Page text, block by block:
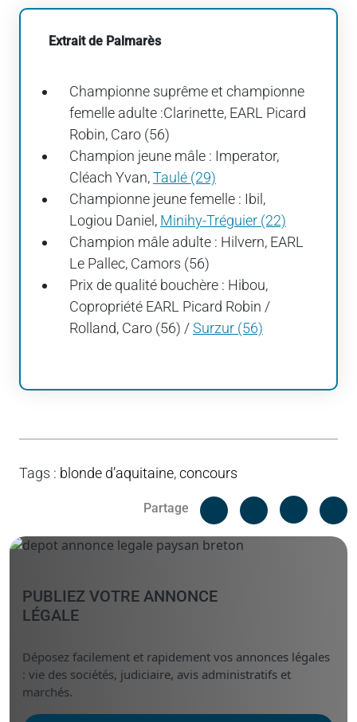
Extrait de Palmarès
Championne suprême et championne
femelle adulte :Clarinette, EARL Picard
Robin, Caro (56)
Champion jeune mâle : Imperator,
Cléach Yvan,Taulé (29)
Championne jeune femelle : Ibil,
Logiou Daniel, Minihy-Tréguier (22)
Champion mâle adulte : Hilvern, EARL
Le Pallec, Camors (56)
Prix de qualité bouchère : Hibou,
Copropriété EARL Picard Robin /
Rolland, Caro (56) /Surzur (56)
Tags : blonde d’aquitaine,concours
Partage
Facebook
Linked
PUBLIEZ VOTRE ANNONCE
LÉGALE
Déposez facilement et rapidement vos annonces légales
: vie des sociétés, judiciaire, avis administratifs et
marchés.